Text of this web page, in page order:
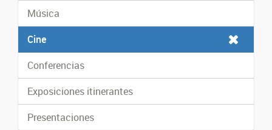
Música
Cine
Conferencias
Exposiciones itinerantes
Presentaciones